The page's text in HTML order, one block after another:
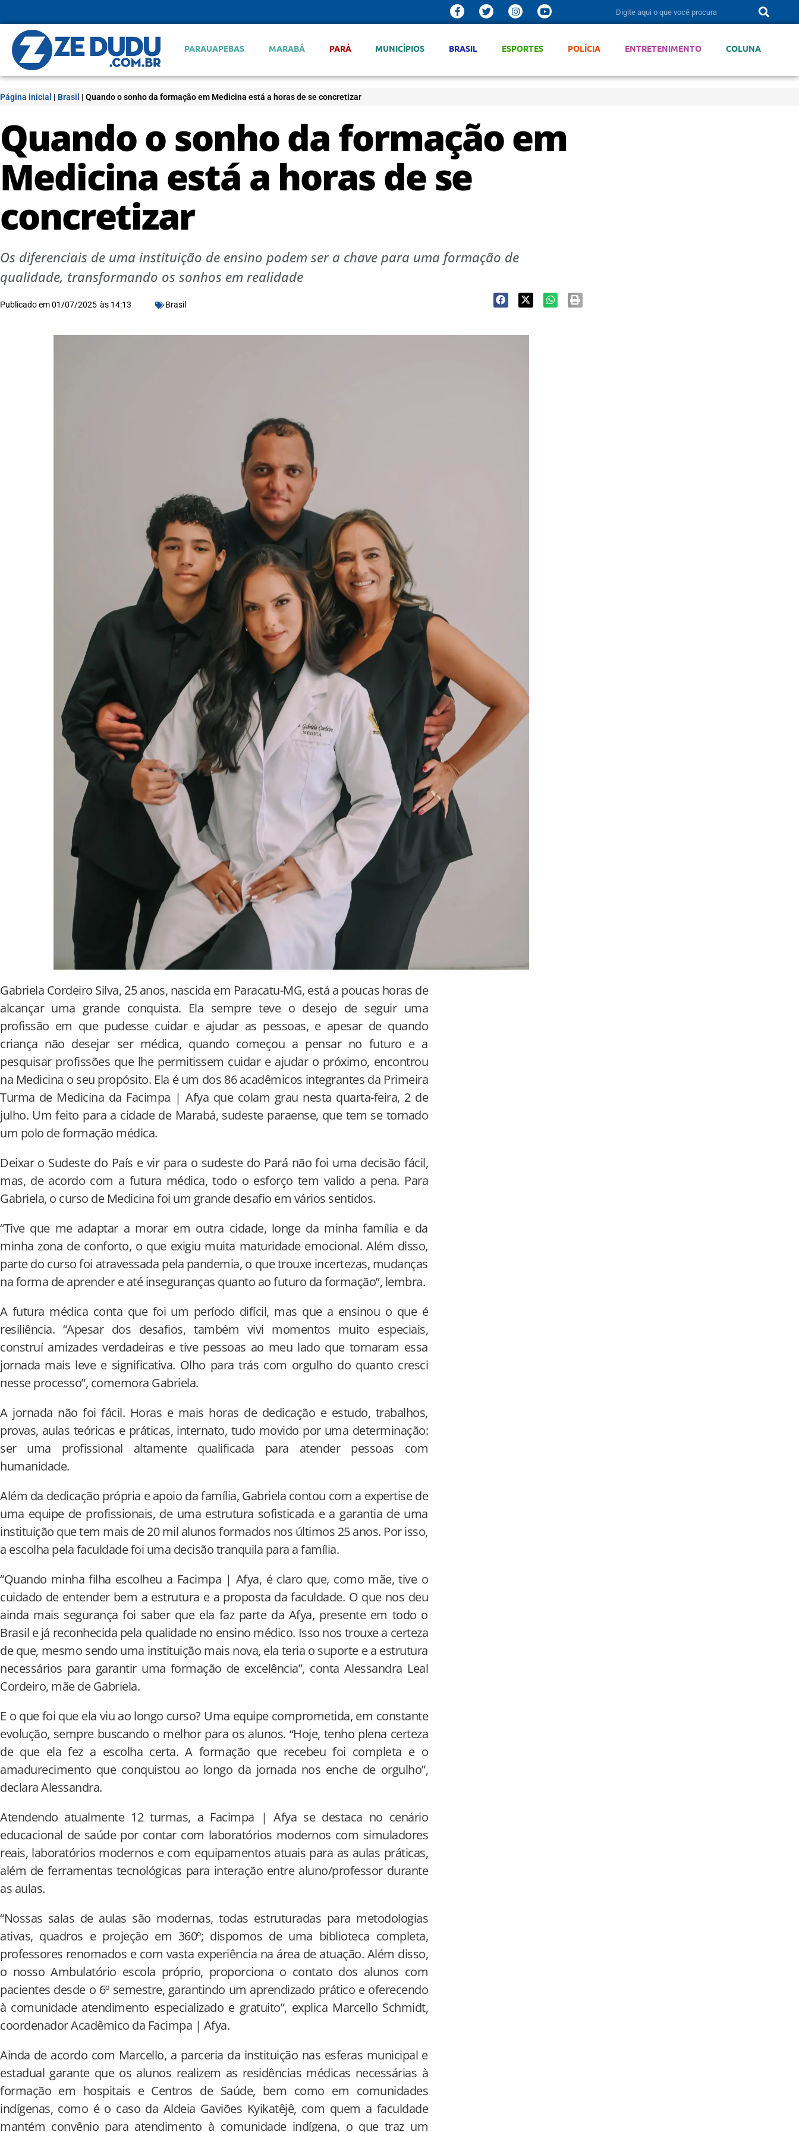
PARAUAPEBAS MARABÁ PARÁ MUNICÍPIOS BRASIL ESPORTES POLÍCIA ENTRETENIMENTO COLUNA
Página inicial | Brasil | Quando o sonho da formação em Medicina está a horas de se concretizar
Quando o sonho da formação em
Medicina está a horas de se
concretizar
Os diferenciais de uma instituição de ensino podem ser a chave para uma formação de
qualidade, transformando os sonhos em realidade
Publicado em01/07/2025 às 14:13 Brasil
Gabriela Cordeiro Silva, 25 anos, nascida em Paracatu-MG, está a poucas horas de
alcançar uma grande conquista. Ela sempre teve o desejo de seguir uma
profissão em que pudesse cuidar e ajudar as pessoas, e apesar de quando
criança não desejar ser médica, quando começou a pensar no futuro e a
pesquisar profissões que lhe permitissem cuidar e ajudar o próximo, encontrou
na Medicina o seu propósito. Ela é um dos 86 acadêmicos integrantes da Primeira
Turma de Medicina da Facimpa | Afya que colam grau nesta quarta-feira, 2 de
julho. Um feito para a cidade de Marabá, sudeste paraense, que tem se tornado
um polo de formação médica.
Deixar o Sudeste do País e vir para o sudeste do Pará não foi uma decisão fácil,
mas, de acordo com a futura médica, todo o esforço tem valido a pena. Para
Gabriela, o curso de Medicina foi um grande desafio em vários sentidos.
“Tive que me adaptar a morar em outra cidade, longe da minha família e da
minha zona de conforto, o que exigiu muita maturidade emocional. Além disso,
parte do curso foi atravessada pela pandemia, o que trouxe incertezas, mudanças
na forma de aprender e até inseguranças quanto ao futuro da formação”, lembra.
A futura médica conta que foi um período difícil, mas que a ensinou o que é
resiliência. “Apesar dos desafios, também vivi momentos muito especiais,
construí amizades verdadeiras e tive pessoas ao meu lado que tornaram essa
jornada mais leve e significativa. Olho para trás com orgulho do quanto cresci
nesse processo”, comemora Gabriela.
A jornada não foi fácil. Horas e mais horas de dedicação e estudo, trabalhos,
provas, aulas teóricas e práticas, internato, tudo movido por uma determinação:
ser uma profissional altamente qualificada para atender pessoas com
humanidade.
Além da dedicação própria e apoio da família, Gabriela contou com a expertise de
uma equipe de profissionais, de uma estrutura sofisticada e a garantia de uma
instituição que tem mais de 20 mil alunos formados nos últimos 25 anos. Por isso,
a escolha pela faculdade foi uma decisão tranquila para a família.
“Quando minha filha escolheu a Facimpa | Afya, é claro que, como mãe, tive o
cuidado de entender bem a estrutura e a proposta da faculdade. O que nos deu
ainda mais segurança foi saber que ela faz parte da Afya, presente em todo o
Brasil e já reconhecida pela qualidade no ensino médico. Isso nos trouxe a certeza
de que, mesmo sendo uma instituição mais nova, ela teria o suporte e a estrutura
necessários para garantir uma formação de excelência”, conta Alessandra Leal
Cordeiro, mãe de Gabriela.
E o que foi que ela viu ao longo curso? Uma equipe comprometida, em constante
evolução, sempre buscando o melhor para os alunos. “Hoje, tenho plena certeza
de que ela fez a escolha certa. A formação que recebeu foi completa e o
amadurecimento que conquistou ao longo da jornada nos enche de orgulho”,
declara Alessandra.
Atendendo atualmente 12 turmas, a Facimpa | Afya se destaca no cenário
educacional de saúde por contar com laboratórios modernos com simuladores
reais, laboratórios modernos e com equipamentos atuais para as aulas práticas,
além de ferramentas tecnológicas para interação entre aluno/professor durante
as aulas.
“Nossas salas de aulas são modernas, todas estruturadas para metodologias
ativas, quadros e projeção em 360º; dispomos de uma biblioteca completa,
professores renomados e com vasta experiência na área de atuação. Além disso,
o nosso Ambulatório escola próprio, proporciona o contato dos alunos com
pacientes desde o 6º semestre, garantindo um aprendizado prático e oferecendo
à comunidade atendimento especializado e gratuito”, explica Marcello Schmidt,
coordenador Acadêmico da Facimpa | Afya.
Ainda de acordo com Marcello, a parceria da instituição nas esferas municipal e
estadual garante que os alunos realizem as residências médicas necessárias à
formação em hospitais e Centros de Saúde, bem como em comunidades
indígenas, como é o caso da Aldeia Gaviões Kyikatêjê, com quem a faculdade
mantém convênio para atendimento à comunidade indígena, o que traz um